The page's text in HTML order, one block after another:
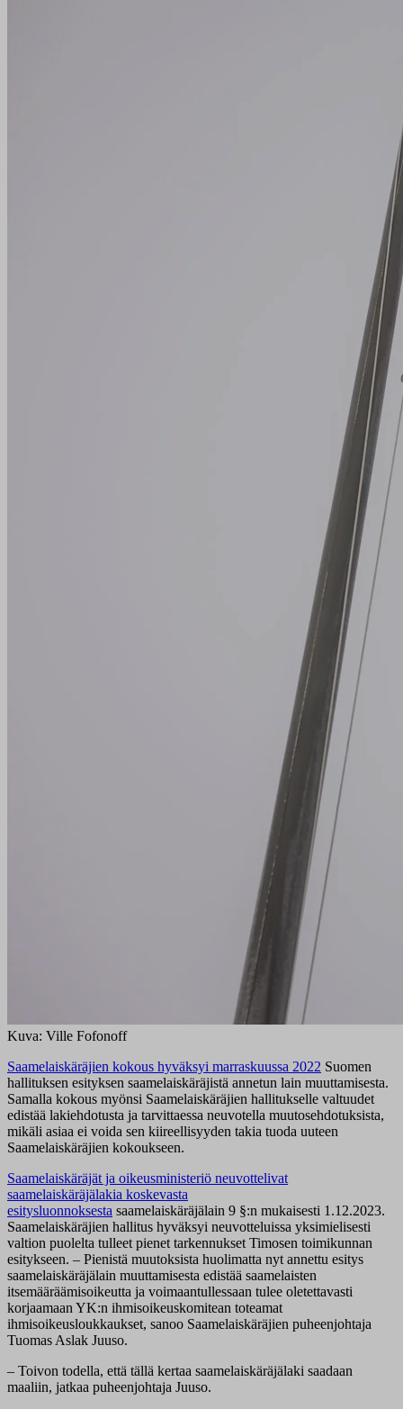
Kuva: Ville Fofonoff
Saamelaiskäräjien kokous hyväksyi marraskuussa 2022 Suomen
hallituksen esityksen saamelaiskäräjistä annetun lain muuttamisesta.
Samalla kokous myönsi Saamelaiskäräjien hallitukselle valtuudet
edistää lakiehdotusta ja tarvittaessa neuvotella muutosehdotuksista,
mikäli asiaa ei voida sen kiireellisyyden takia tuoda uuteen
Saamelaiskäräjien kokoukseen.
Saamelaiskäräjät ja oikeusministeriö neuvottelivat
saamelaiskäräjälakia koskevasta
esitysluonnoksesta saamelaiskäräjälain 9 §:n mukaisesti 1.12.2023.
Saamelaiskäräjien hallitus hyväksyi neuvotteluissa yksimielisesti
valtion puolelta tulleet pienet tarkennukset Timosen toimikunnan
esitykseen. – Pienistä muutoksista huolimatta nyt annettu esitys
saamelaiskäräjälain muuttamisesta edistää saamelaisten
itsemääräämisoikeutta ja voimaantullessaan tulee oletettavasti
korjaamaan YK:n ihmisoikeuskomitean toteamat
ihmisoikeusloukkaukset, sanoo Saamelaiskäräjien puheenjohtaja
Tuomas Aslak Juuso.
– Toivon todella, että tällä kertaa saamelaiskäräjälaki saadaan
maaliin, jatkaa puheenjohtaja Juuso.